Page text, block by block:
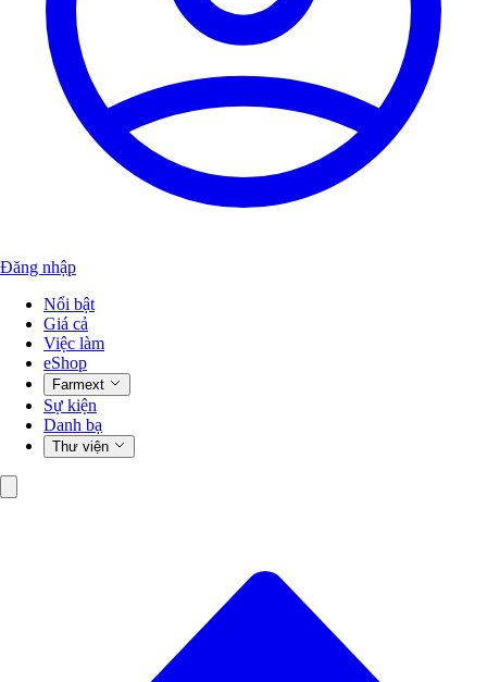
Đăng nhập
Nổi bật
Giá cả
Việc làm
eShop
Farmext
Sự kiện
Danh bạ
Thư viện